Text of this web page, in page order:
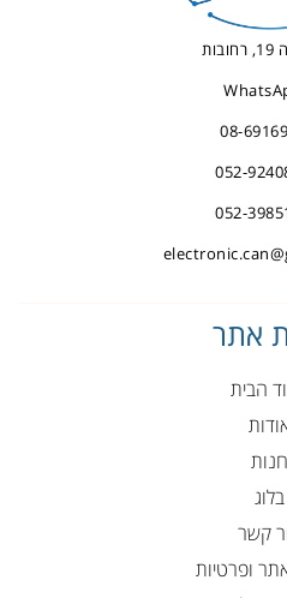
08-
052-
052-
אתר
הבית
חנות
בלוג
קשר
ופרטיות